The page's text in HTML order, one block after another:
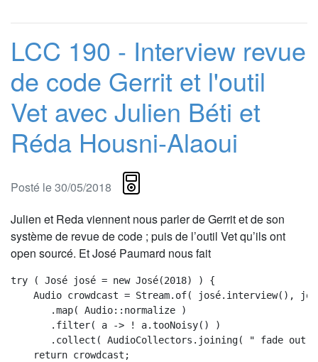
LCC 190 - Interview revue
de code Gerrit et l'outil
Vet avec Julien Béti et
Réda Housni-Alaoui
Posté le 30/05/2018
Julien et Reda viennent nous parler de Gerrit et de son
système de revue de code ; puis de l’outil Vet qu’ils ont
open sourcé. Et José Paumard nous fait
try ( José josé = new José(2018) ) {
Audio crowdcast = Stream.of( josé.interview(),
       .map( Audio::normalize )
       .filter( a -> ! a.tooNoisy() )
.collect( AudioCollectors.joining( " fade out
    return crowdcast;